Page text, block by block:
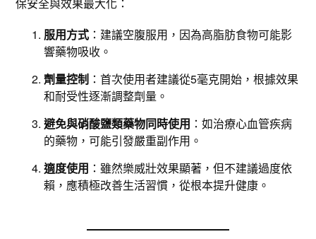
服用方式 ：建議空腹服用，因為高脂肪食物可能影
響藥物吸收。
劑量控制 ：首次使用者建議從5毫克開始，根據效果
和耐受性逐漸調整劑量。
避免與硝酸鹽類藥物同時使用 ：如治療心血管疾病
的藥物，可能引發嚴重副作用。
適度使用 ：雖然樂威壯效果顯著，但不建議過度依
賴，應積極改善生活習慣，從根本提升健康。